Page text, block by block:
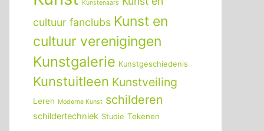
Kunstenaars
cultuur fanclubs Kunst en
cultuur verenigingen
Kunstgalerie Kunstgeschiedenis
Kunstuitleen Kunstveiling
Leren Moderne Kunst schilderen
schildertechniek Studie Tekenen